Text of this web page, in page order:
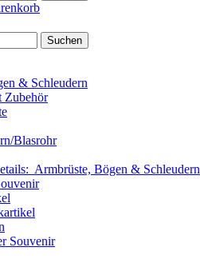
Suchen
& Schleudern
Zubehör
Blasrohr
Armbrüste, Bögen & Schleudern
Souvenir